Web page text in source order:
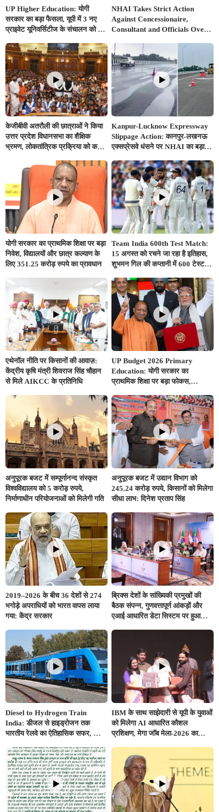
UP Higher Education: योगी
सरकार का बड़ा फैसला, यूपी में 3 नए
प्राइवेट यूनिवर्सिटीज के संचालन को हरी
NHAI Takes Strict Action
Against Concessionaire,
Consultant and Officials Over
Issues
केजीबीवी अतरौली की छात्राओं ने किया
उत्तर प्रदेश विधानसभा का शैक्षिक
भ्रमण, लोकतांत्रिक प्रक्रिया को करीब
Kanpur-Lucknow Expressway
Slippage Action: कानपुर-लखनऊ
एक्सप्रेसवे धंसने पर NHAI का बड़ा
गिरी गाज, टोल वसूली रोकी गई
योगी सरकार का प्राथमिक शिक्षा पर बड़ा
निवेश, विद्यालयों और छात्र कल्याण के
लिए 351.25 करोड़ रुपये का प्रावधान
Team India 600th Test Match:
15 अगस्त को रचने जा रहा है इतिहास,
शुभमन गिल की कप्तानी में 600 टेस्ट
भारत
एथेनॉल नीति पर किसानों की आवाज़:
केंद्रीय कृषि मंत्री शिवराज सिंह चौहान
से मिले AIKCC के प्रतिनिधि
UP Budget 2026 Primary
Education: योगी सरकार का
प्राथमिक शिक्षा पर बड़ा फोकस,
से अधिक का प्रावधान
अनुपूरक बजट में सम्पूर्णानन्द संस्कृत
विश्वविद्यालय को 5 करोड़ रुपये,
निर्माणाधीन परियोजनाओं को मिलेगी गति
अनुपूरक बजट में उद्यान विभाग को
245.24 करोड़ रुपये, किसानों को मिलेगा
सीधा लाभ: दिनेश प्रताप सिंह
2019–2026 के बीच 36 देशों से 274
भगोड़े अपराधियों को भारत वापस लाया
गया: केंद्र सरकार
ब्रिक्स देशों के सांख्यिकी प्रमुखों की
बैठक संपन्न, गुणवत्तापूर्ण आंकड़ों और
एआई आधारित डेटा सिस्टम पर हुआ
Diesel to Hydrogen Train
India: डीजल से हाइड्रोजन तक
भारतीय रेलवे का ऐतिहासिक सफर, जानें
भारत @2047'
IBM के साथ साझेदारी से यूपी के युवाओं
को मिलेगा AI आधारित कौशल
प्रशिक्षण, मेगा जॉब मेला-2026 का